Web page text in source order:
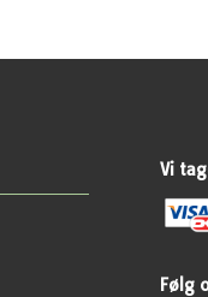
Vi
Følg